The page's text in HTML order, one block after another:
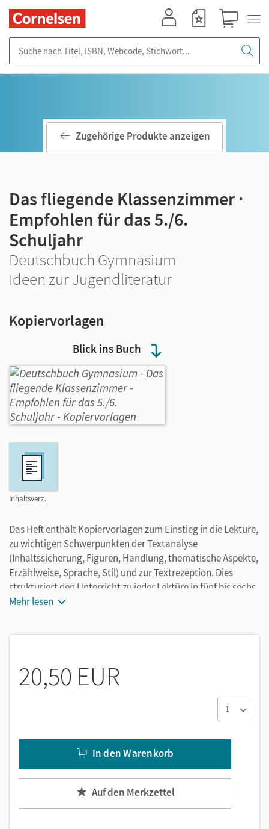
Blick ins Buch
Inhaltsverz.
Zugehörige Produkte anzeigen
Das fliegende Klassenzimmer ·
Empfohlen für das 5./6.
Schuljahr
Deutschbuch Gymnasium
Ideen zur Jugendliteratur
Kopiervorlagen
Das Heft enthält Kopiervorlagen zum Einstieg in die Lektüre,
zu wichtigen Schwerpunkten der Textanalyse
(Inhaltssicherung, Figuren, Handlung, thematische Aspekte,
Erzählweise, Sprache, Stil) und zur Textrezeption. Dies
strukturiert den Unterricht zu jeder Lektüre in fünf bis sechs
Sequenzen und ermöglicht eine komplette Behandlung der
Textanalyse und -rezeption,
didaktischen Hinweisen und Lösungen,
können einzeln eingesetzt oder zu Unterrichtsreihen
kombiniert werden,
sind für den Unterricht und zur Nachbereitung zu
Mehr lesen
20,50 EUR
In den Warenkorb
Auf den Merkzettel